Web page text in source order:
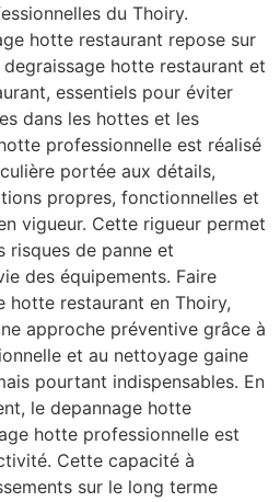
du Thoiry.
hotte restaurant repose sur
hotte restaurant et
essentiels pour éviter
dans les hottes et les
professionnelle est réalisé
portée aux détails,
propres, fonctionnelles et
vigueur. Cette rigueur permet
risques de panne et
des équipements. Faire
hotte restaurant en Thoiry,
approche préventive grâce à
et au nettoyage gaine
pourtant indispensables. En
le depannage hotte
hotte professionnelle est
Cette capacité à
sur le long terme